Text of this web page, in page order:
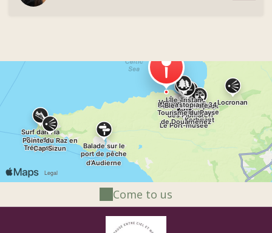
Come to us